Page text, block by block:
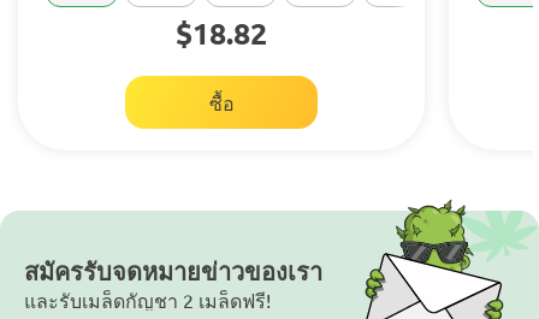
$18.82
ซื้อ
สมัครรับจดหมายข่าวของเรา
และรับเมล็ดกัญชา 2 เมล็ดฟรี!